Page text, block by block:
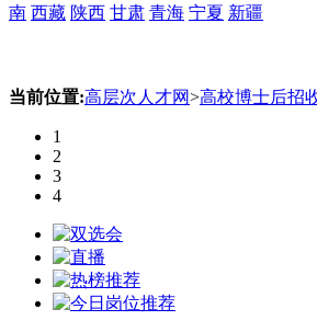
南 西藏 陕西 甘肃 青海 宁夏 新疆
当前位置:高层次人才网>高校博士后招
1
2
3
4